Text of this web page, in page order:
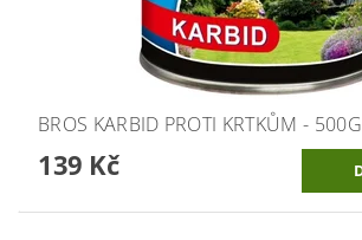
BROS KARBID PROTI KRTKŮM - 500G
139 Kč